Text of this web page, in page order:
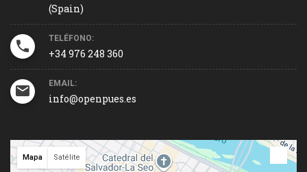
(Spain)
TELÉFONO:
+34 976 248 360
EMAIL:
info@openpues.es
Mapa Satélite